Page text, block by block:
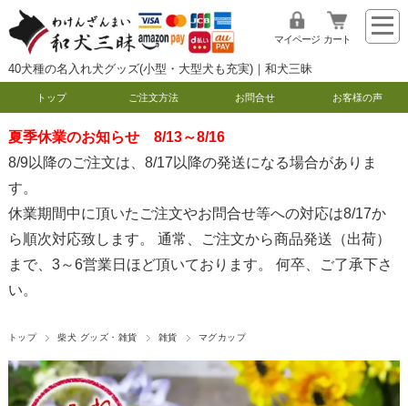
40犬種の名入れ犬グッズ(小型・大型犬も充実)｜和犬三昧
マイページ カート
トップ ご注文方法 お問合せ お客様の声
夏季休業のお知らせ 8/13～8/16
8/9以降のご注文は、8/17以降の発送になる場合がありま
す。
休業期間中に頂いたご注文やお問合せ等への対応は8/17か
ら順次対応致します。 通常、ご注文から商品発送（出荷）
まで、3～6営業日ほど頂いております。 何卒、ご了承下さ
い。
トップ 柴犬 グッズ・雑貨 雑貨 マグカップ